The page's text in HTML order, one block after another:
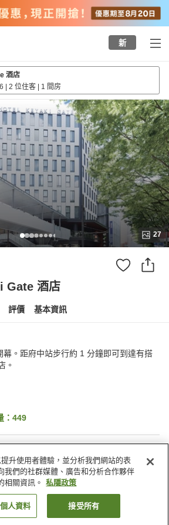
新
酒店
| 2 位住客 | 1 間房
27
Gate 酒店
評價 基本資訊
。距府中站步行約 1 分鐘即可到達有搭
。
： 449
乾洗服務
自動販賣機
府中 東京府中 Keyaki Gate 酒店
找客房
升使用者體驗，並分析我們網站的表
我們的社群媒體、廣告和分析合作夥伴
相關資訊。
私隱政策
人資料 接受所有